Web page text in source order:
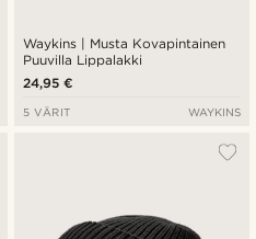
Waykins | Musta Kovapintainen
Puuvilla Lippalakki
24,95 €
5 VÄRIT WAYKINS